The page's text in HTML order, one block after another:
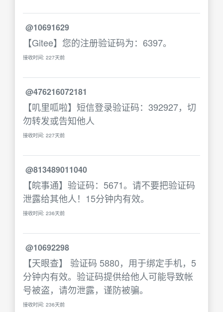
@10691629
【Gitee】您的注册验证码为：6397。
接收时间: 227天前
@476216072181
【叽里呱啦】短信登录验证码：392927，切
勿转发或告知他人
接收时间: 227天前
@813489011040
【皖事通】验证码：5671。请不要把验证码
泄露给其他人！15分钟内有效。
接收时间: 236天前
@10692298
【天眼查】 验证码 5880，用于绑定手机，5
分钟内有效。验证码提供给他人可能导致帐
号被盗，请勿泄露，谨防被骗。
接收时间: 236天前